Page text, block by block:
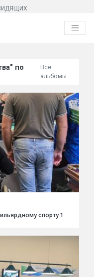
по
Все
альбомы
спорту 1